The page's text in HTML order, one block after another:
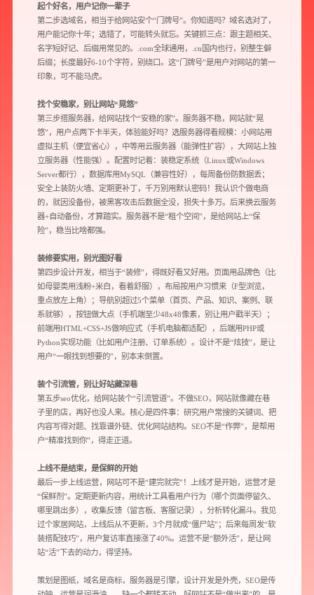
预约我们的数字化专家
1v1为您提供服务
我们将为您提供量身定制的个性化服务，包括竞品观察，行业数据分析
您需要： 网站建设 数字产品研发
SEO搜索优化
品牌设计
您希望： 预约面谈 在线视频会议
起个好名，用户记你一辈子
第二步选域名，相当于给网站安个“门牌号”。你知道吗？域名选对了，
用户能记你十年；选错了，可能转头就忘。关键抓三点：跟主题相关、
名字短好记、后缀用常见的。.com全球通用，.cn国内也行，别整生僻
后缀；长度最好6-10个字符，别绕口。这“门牌号”是用户对网站的第一
印象，可不能马虎。
找个安稳家，别让网站“晃悠”
第三步搭服务器，给网站找个“安稳的家”。服务器不稳，网站就“晃
悠”，用户点两下卡半天，体验能好吗？选服务器得看规模：小网站用
虚拟主机（便宜省心），中等用云服务器（能弹性扩容），大网站上独
立服务器（性能强）。配置时记着：装稳定系统（Linux或Windows
Server都行），数据库用MySQL（兼容性好），每周备份防数据丢；
安全上装防火墙、定期更补丁，千万別用默认密码！我认识个做电商
的，就因没备份，被黑客攻击后数据全没，损失十多万。后来换云服务
器+自动备份，才算踏实。服务器不是“租个空间”，是给网站上“保
险”，稳当比啥都强。
装修要实用，别光图好看
第四步设计开发，相当于“装修”，得既好看又好用。页面用品牌色（比
如母婴类用浅粉+米白，看着舒服），布局按用户习惯来（F型浏览，
重点放左上角）；导航别超过5个菜单（首页、产品、知识、案例、联
系就够），按钮做大点（手机端至少48x48像素，别让用户戳半天）；
前端用HTML+CSS+JS做响应式（手机电脑都适配），后端用PHP或
Python实现功能（比如用户注册、订单系统）。设计不是“炫技”，是让
用户“一眼找到想要的”，别本末倒置。
装个引流管，别让好站藏深巷
第五步seo优化，给网站装个“引流管道”。不做SEO，网站就像藏在巷
子里的店，再好也没人来。核心是四件事：研究用户常搜的关键词、把
内容写得对题、找靠谱外链、优化网站结构。SEO不是“作弊”，是帮用
户“精准找到你”，得走正道。
上线不是结束，是保鲜的开始
最后一步上线运营，网站可不是“建完就完”！上线才是开始，运营才是
“保鲜剂”。定期更新内容，用统计工具看用户行为（哪个页面停留久、
哪里跳出多），收集反馈（留言板、客服记录），分析转化漏斗。我见
过个家居网站，上线后从不更新，3个月就成“僵尸站”；后来每周发“软
装搭配技巧”，用户复访率直接涨了40%。运营不是“额外活”，是让网
站“活”下去的动力，得坚持。
策划是图纸，域名是商标，服务器是引擎，设计开发是外壳，SEO是传